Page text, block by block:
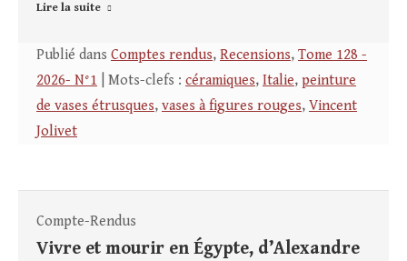
Lire la suite
Publié dans Comptes rendus, Recensions, Tome 128 -
2026- N°1 | Mots-clefs : céramiques, Italie, peinture
de vases étrusques, vases à figures rouges, Vincent
Jolivet
Compte-Rendus
Vivre et mourir en Égypte, d’Alexandre